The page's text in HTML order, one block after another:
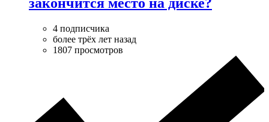
4 подписчика
более трёх лет назад
1807 просмотров